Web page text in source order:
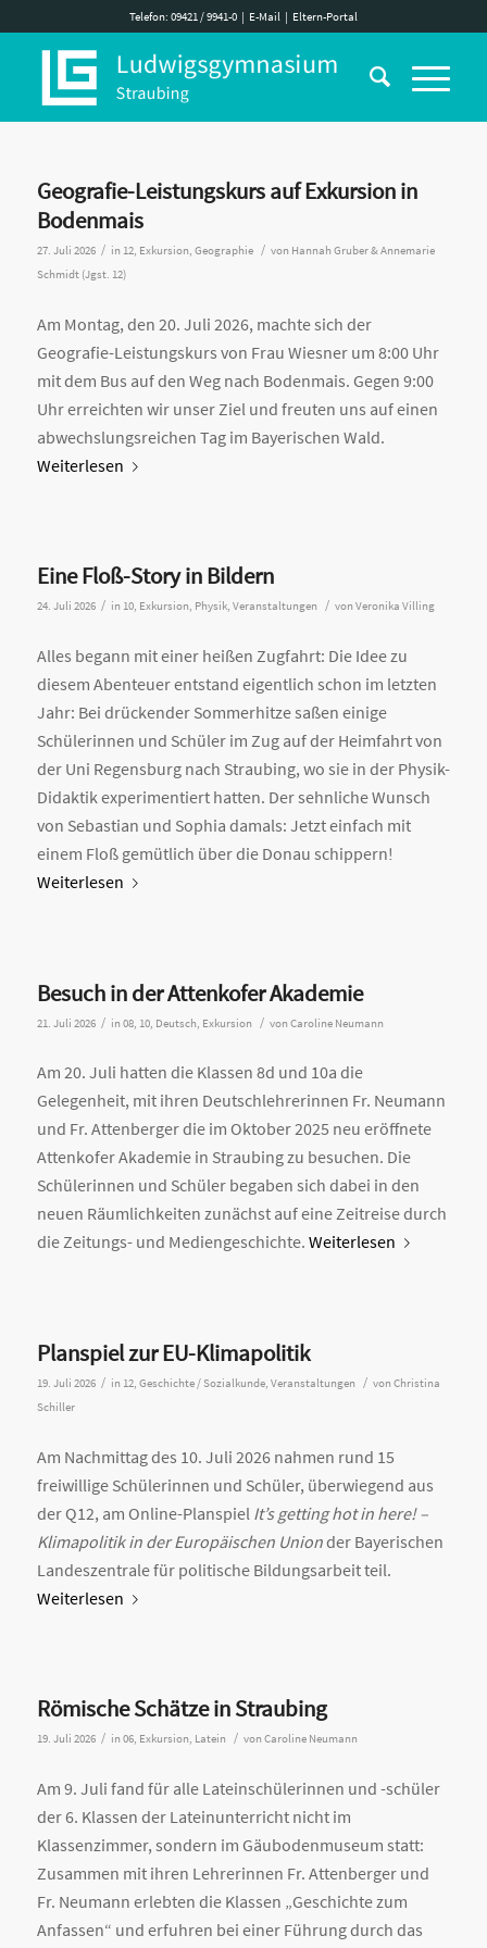
Telefon: 09421 / 9941-0| E-Mail| Eltern-Portal
Geografie-Leistungskurs auf Exkursion in
Bodenmais
27. Juli 2026 / in 12, Exkursion, Geographie / von Hannah Gruber & Annemarie
Schmidt (Jgst. 12)
Am Montag, den 20. Juli 2026, machte sich der
Geografie-Leistungskurs von Frau Wiesner um 8:00 Uhr
mit dem Bus auf den Weg nach Bodenmais. Gegen 9:00
Uhr erreichten wir unser Ziel und freuten uns auf einen
abwechslungsreichen Tag im Bayerischen Wald.
Weiterlesen
Eine Floß-Story in Bildern
24. Juli 2026 / in 10, Exkursion, Physik, Veranstaltungen / von Veronika Villing
Alles begann mit einer heißen Zugfahrt: Die Idee zu
diesem Abenteuer entstand eigentlich schon im letzten
Jahr: Bei drückender Sommerhitze saßen einige
Schülerinnen und Schüler im Zug auf der Heimfahrt von
der Uni Regensburg nach Straubing, wo sie in der Physik-
Didaktik experimentiert hatten. Der sehnliche Wunsch
von Sebastian und Sophia damals: Jetzt einfach mit
einem Floß gemütlich über die Donau schippern!
Weiterlesen
Besuch in der Attenkofer Akademie
21. Juli 2026 / in 08, 10, Deutsch, Exkursion / von Caroline Neumann
Am 20. Juli hatten die Klassen 8d und 10a die
Gelegenheit, mit ihren Deutschlehrerinnen Fr. Neumann
und Fr. Attenberger die im Oktober 2025 neu eröffnete
Attenkofer Akademie in Straubing zu besuchen. Die
Schülerinnen und Schüler begaben sich dabei in den
neuen Räumlichkeiten zunächst auf eine Zeitreise durch
die Zeitungs- und Mediengeschichte. Weiterlesen
Planspiel zur EU-Klimapolitik
19. Juli 2026 / in 12, Geschichte / Sozialkunde, Veranstaltungen / von Christina
Schiller
Am Nachmittag des 10. Juli 2026 nahmen rund 15
freiwillige Schülerinnen und Schüler, überwiegend aus
der Q12, am Online-Planspiel It’s getting hot in here! –
Klimapolitik in der Europäischen Unionder Bayerischen
Landeszentrale für politische Bildungsarbeit teil.
Weiterlesen
Römische Schätze in Straubing
19. Juli 2026 / in 06, Exkursion, Latein / von Caroline Neumann
Am 9. Juli fand für alle Lateinschülerinnen und -schüler
der 6. Klassen der Lateinunterricht nicht im
Klassenzimmer, sondern im Gäubodenmuseum statt:
Zusammen mit ihren Lehrerinnen Fr. Attenberger und
Fr. Neumann erlebten die Klassen „Geschichte zum
Anfassen“ und erfuhren bei einer Führung durch das